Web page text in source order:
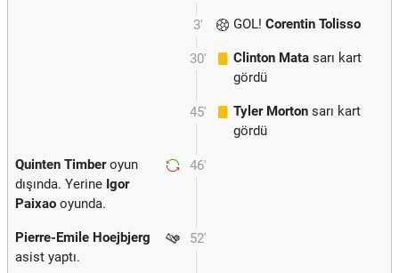
3' GOL! Corentin Tolisso
30' Clinton Mata sarı kart
gördü
45' Tyler Morton sarı kart
gördü
46'
Quinten Timberoyun
dışında. Yerine Igor
Paixao oyunda.
52'
Pierre-Emile Hoejbjerg
asist yaptı.